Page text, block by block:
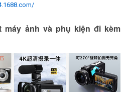
máy ảnh và phụ kiện đi kèm